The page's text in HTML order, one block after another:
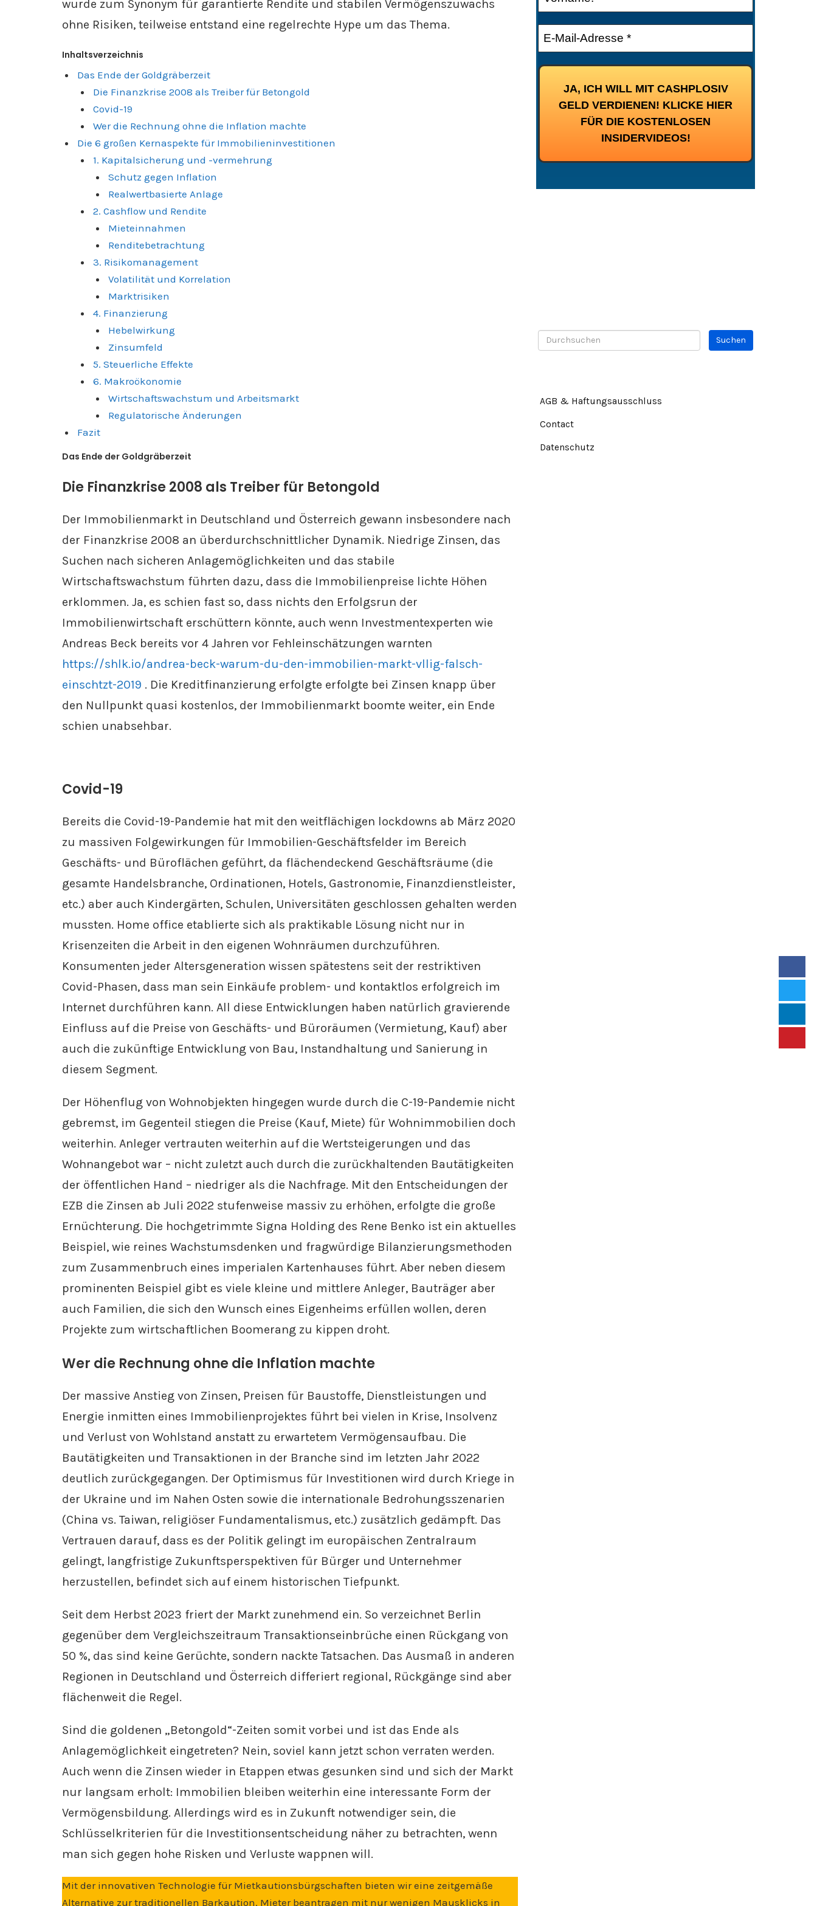
wurde zum Synonym für garantierte Rendite und stabilen Vermögenszuwachs
ohne Risiken, teilweise entstand eine regelrechte Hype um das Thema.
Inhaltsverzeichnis
Das Ende der Goldgräberzeit
Die Finanzkrise 2008 als Treiber für Betongold
Covid-19
Wer die Rechnung ohne die Inflation machte
Die 6 großen Kernaspekte für Immobilieninvestitionen
1. Kapitalsicherung und -vermehrung
Schutz gegen Inflation
Realwertbasierte Anlage
2. Cashflow und Rendite
Mieteinnahmen
Renditebetrachtung
3. Risikomanagement
Volatilität und Korrelation
Marktrisiken
4. Finanzierung
Hebelwirkung
Zinsumfeld
5. Steuerliche Effekte
6. Makroökonomie
Wirtschaftswachstum und Arbeitsmarkt
Regulatorische Änderungen
Fazit
Das Ende der Goldgräberzeit
Die Finanzkrise 2008 als Treiber für Betongold
Der Immobilienmarkt in Deutschland und Österreich gewann insbesondere nach
der Finanzkrise 2008 an überdurchschnittlicher Dynamik. Niedrige Zinsen, das
Suchen nach sicheren Anlagemöglichkeiten und das stabile
Wirtschaftswachstum führten dazu, dass die Immobilienpreise lichte Höhen
erklommen. Ja, es schien fast so, dass nichts den Erfolgsrun der
Immobilienwirtschaft erschüttern könnte, auch wenn Investmentexperten wie
Andreas Beck bereits vor 4 Jahren vor Fehleinschätzungen warnten
https://shlk.io/andrea-beck-warum-du-den-immobilien-markt-vllig-falsch-
einschtzt-2019 . Die Kreditfinanzierung erfolgte erfolgte bei Zinsen knapp über
den Nullpunkt quasi kostenlos, der Immobilienmarkt boomte weiter, ein Ende
schien unabsehbar.
Covid-19
Bereits die Covid-19-Pandemie hat mit den weitflächigen lockdowns ab März 2020
zu massiven Folgewirkungen für Immobilien-Geschäftsfelder im Bereich
Geschäfts- und Büroflächen geführt, da flächendeckend Geschäftsräume (die
gesamte Handelsbranche, Ordinationen, Hotels, Gastronomie, Finanzdienstleister,
etc.) aber auch Kindergärten, Schulen, Universitäten geschlossen gehalten werden
mussten. Home office etablierte sich als praktikable Lösung nicht nur in
Krisenzeiten die Arbeit in den eigenen Wohnräumen durchzuführen.
Konsumenten jeder Altersgeneration wissen spätestens seit der restriktiven
Covid-Phasen, dass man sein Einkäufe problem- und kontaktlos erfolgreich im
Internet durchführen kann. All diese Entwicklungen haben natürlich gravierende
Einfluss auf die Preise von Geschäfts- und Büroräumen (Vermietung, Kauf) aber
auch die zukünftige Entwicklung von Bau, Instandhaltung und Sanierung in
diesem Segment.
Der Höhenflug von Wohnobjekten hingegen wurde durch die C-19-Pandemie nicht
gebremst, im Gegenteil stiegen die Preise (Kauf, Miete) für Wohnimmobilien doch
weiterhin. Anleger vertrauten weiterhin auf die Wertsteigerungen und das
Wohnangebot war – nicht zuletzt auch durch die zurückhaltenden Bautätigkeiten
der öffentlichen Hand – niedriger als die Nachfrage. Mit den Entscheidungen der
EZB die Zinsen ab Juli 2022 stufenweise massiv zu erhöhen, erfolgte die große
Ernüchterung. Die hochgetrimmte Signa Holding des Rene Benko ist ein aktuelles
Beispiel, wie reines Wachstumsdenken und fragwürdige Bilanzierungsmethoden
zum Zusammenbruch eines imperialen Kartenhauses führt. Aber neben diesem
prominenten Beispiel gibt es viele kleine und mittlere Anleger, Bauträger aber
auch Familien, die sich den Wunsch eines Eigenheims erfüllen wollen, deren
Projekte zum wirtschaftlichen Boomerang zu kippen droht.
Wer die Rechnung ohne die Inflation machte
Der massive Anstieg von Zinsen, Preisen für Baustoffe, Dienstleistungen und
Energie inmitten eines Immobilienprojektes führt bei vielen in Krise, Insolvenz
und Verlust von Wohlstand anstatt zu erwartetem Vermögensaufbau. Die
Bautätigkeiten und Transaktionen in der Branche sind im letzten Jahr 2022
deutlich zurückgegangen. Der Optimismus für Investitionen wird durch Kriege in
der Ukraine und im Nahen Osten sowie die internationale Bedrohungsszenarien
(China vs. Taiwan, religiöser Fundamentalismus, etc.) zusätzlich gedämpft. Das
Vertrauen darauf, dass es der Politik gelingt im europäischen Zentralraum
gelingt, langfristige Zukunftsperspektiven für Bürger und Unternehmer
herzustellen, befindet sich auf einem historischen Tiefpunkt.
Seit dem Herbst 2023 friert der Markt zunehmend ein. So verzeichnet Berlin
gegenüber dem Vergleichszeitraum Transaktionseinbrüche einen Rückgang von
50 %, das sind keine Gerüchte, sondern nackte Tatsachen. Das Ausmaß in anderen
Regionen in Deutschland und Österreich differiert regional, Rückgänge sind aber
flächenweit die Regel.
Sind die goldenen „Betongold“-Zeiten somit vorbei und ist das Ende als
Anlagemöglichkeit eingetreten? Nein, soviel kann jetzt schon verraten werden.
Auch wenn die Zinsen wieder in Etappen etwas gesunken sind und sich der Markt
nur langsam erholt: Immobilien bleiben weiterhin eine interessante Form der
Vermögensbildung. Allerdings wird es in Zukunft notwendiger sein, die
Schlüsselkriterien für die Investitionsentscheidung näher zu betrachten, wenn
man sich gegen hohe Risken und Verluste wappnen will.
Mit der innovativen Technologie für Mietkautionsbürgschaften bieten wir eine zeitgemäße
Alternative zur traditionellen Barkaution. Mieter beantragen mit nur wenigen Mausklicks in
AGB & Haftungsausschluss
Contact
Datenschutz